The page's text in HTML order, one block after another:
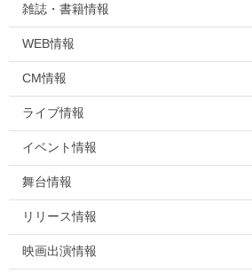
雑誌・書籍情報
WEB情報
CM情報
ライブ情報
イベント情報
舞台情報
リリース情報
映画出演情報